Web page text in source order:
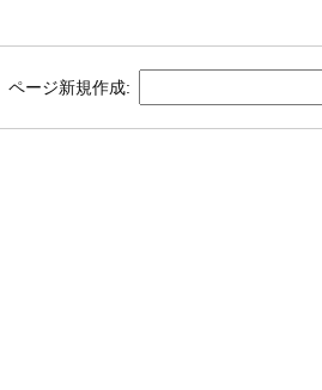
ページ新規作成: